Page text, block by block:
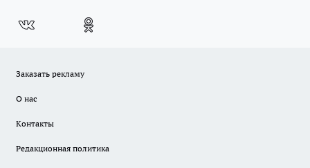
Заказать рекламу
О нас
Контакты
Редакционная политика